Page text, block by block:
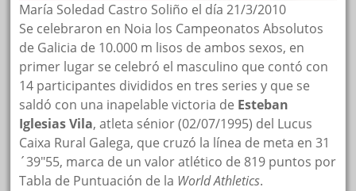
María Soledad Castro Soliño el día 21/3/2010
Se celebraron en Noia los Campeonatos Absolutos
de Galicia de 10.000 m lisos de ambos sexos, en
primer lugar se celebró el masculino que contó con
14 participantes divididos en tres series y que se
saldó con una inapelable victoria de Esteban
Iglesias Vila, atleta sénior (02/07/1995) del Lucus
Caixa Rural Galega, que cruzó la línea de meta en 31
´39″55, marca de un valor atlético de 819 puntos por
Tabla de Puntuación de la World Athletics.